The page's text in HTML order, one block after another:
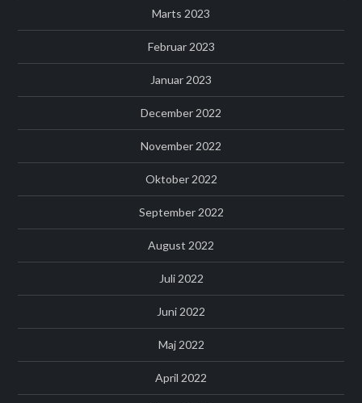
Marts 2023
Februar 2023
Januar 2023
December 2022
November 2022
Oktober 2022
September 2022
August 2022
Juli 2022
Juni 2022
Maj 2022
April 2022